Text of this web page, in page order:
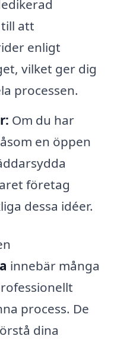
att
enligt
vilket ger dig
processen.
Om du har
en öppen
företag
dessa idéer.
innebär många
process. De
dina